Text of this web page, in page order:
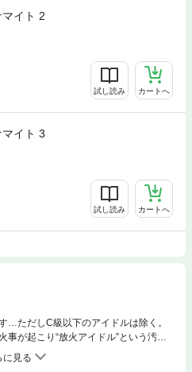
イト 2
試し読み カートへ
イト 3
試し読み カートへ
…ただしC級以下のアイドルは除く。
が起こり“放火アイドル”という汚名
界追放の大ピンチ!? そしてドラマの仕
ママで麻衣とくるみの唇が狙われ…？